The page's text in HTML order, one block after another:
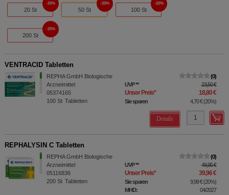
20 St
20%
50 St
20%
100 St
20%
200 St
25%
VENTRACID Tabletten
REPHA GmbH Biologische
Arzneimittel
05374165
100 St Tabletten
0
UVP** 23,50 €
Unser Preis* 18,80 €
Sie sparen 4,70 €(20%)
Details
REPHALYSIN C Tabletten
REPHA GmbH Biologische
Arzneimittel
05116836
200 St Tabletten
0
UVP** 49,95 €
Unser Preis* 39,96 €
Sie sparen 9,99 €(20%)
MHD:
04/2027